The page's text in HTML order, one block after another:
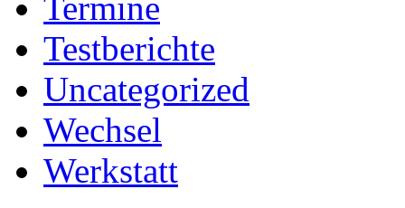
Testberichte
Uncategorized
Wechsel
Werkstatt